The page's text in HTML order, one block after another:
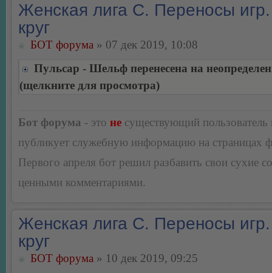
Женская лига С. Переносы
круг
БОТ форума » 07 дек 2019, 10:08
Пульсар - Шельф перенесена на
(щелкните для просмотра)
Бот форума - это не существующий пользователь
публикует служебную информацию на страницах
Первого апреля бот решил разбавить свои сухие
ценными комментариями.
Женская лига С. Переносы
круг
БОТ форума » 10 дек 2019, 09:25